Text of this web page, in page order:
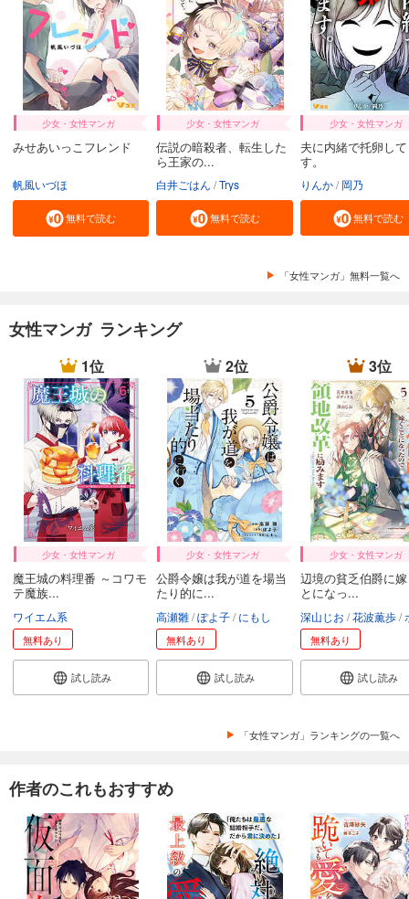
少女・女性マンガ
みせあいっこフレンド
帆風いづほ
無料で読む
少女・女性マンガ
伝説の暗殺者、転生した
ら王家の...
白井ごはん Trys
無料で読む
少女・女性マンガ
夫に内緒で托卵し
す。
りんか 岡乃
無料で読む
「女性マンガ」無料一覧へ
女性マンガ ランキング
1位
少女・女性マンガ
魔王城の料理番 ～コワモ
テ魔族...
ワイエム系
無料あり
試し読み
2位
少女・女性マンガ
公爵令嬢は我が道を場当
たり的に...
高瀬雛 ぽよ子 にもし
無料あり
試し読み
3位
少女・女性マンガ
辺境の貧乏伯爵に
とになっ...
深山じお 花波薫歩 ボ
無料あり
試し読み
「女性マンガ」ランキングの一覧へ
作者のこれもおすすめ